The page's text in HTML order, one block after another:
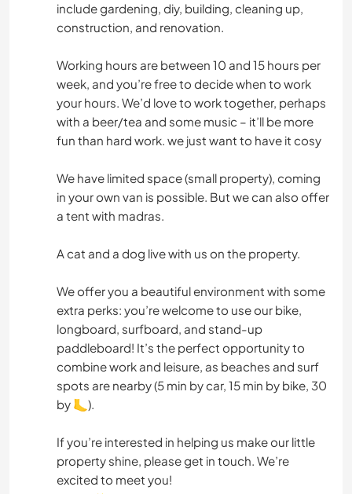
include gardening, diy, building, cleaning up,
construction, and renovation.
Working hours are between 10 and 15 hours per
week, and you’re free to decide when to work
your hours. We’d love to work together, perhaps
with a beer/tea and some music – it’ll be more
fun than hard work. we just want to have it cosy
We have limited space (small property), coming
in your own van is possible. But we can also offer
a tent with madras.
A cat and a dog live with us on the property.
We offer you a beautiful environment with some
extra perks: you’re welcome to use our bike,
longboard, surfboard, and stand-up
paddleboard! It’s the perfect opportunity to
combine work and leisure, as beaches and surf
spots are nearby (5 min by car, 15 min by bike, 30
by 🦶).
If you’re interested in helping us make our little
property shine, please get in touch. We’re
excited to meet you!